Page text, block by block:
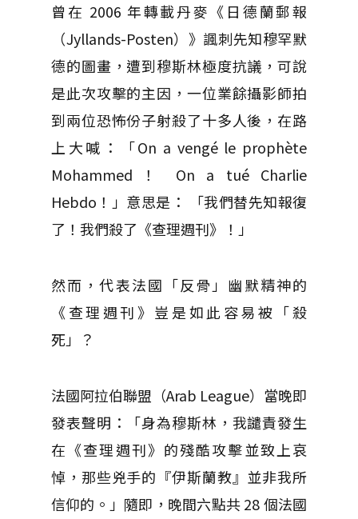
曾在 2006 年轉載丹麥《日德蘭郵報
（Jyllands-Posten）》諷刺先知穆罕默
德的圖畫，遭到穆斯林極度抗議，可說
是此次攻擊的主因，一位業餘攝影師拍
到兩位恐怖份子射殺了十多人後，在路
上大喊：「On a vengé le prophète
Mohammed！ On a tué Charlie
Hebdo！」意思是： 「我們替先知報復
了！我們殺了《查理週刊》！」
然而，代表法國「反骨」幽默精神的
《查理週刊》豈是如此容易被「殺
死」？
法國阿拉伯聯盟（Arab League）當晚即
發表聲明：「身為穆斯林，我譴責發生
在《查理週刊》的殘酷攻擊並致上哀
悼，那些兇手的『伊斯蘭教』並非我所
信仰的。」隨即，晚間六點共 28 個法國